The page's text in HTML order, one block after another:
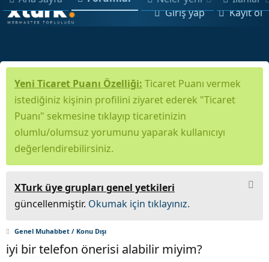
Giriş yap Kayıt ol
Yeni Ticaret Puanı Özelliği: Ticaret Puanı vermek
istediğiniz kişinin profilini ziyaret ederek "Ticaret
Puanı" sekmesine tıklayıp ticaretinizin
olumlu/olumsuz yorumunu yaparak kullanıcıyı
değerlendirebilirsiniz.
XTurk üye grupları genel yetkileri
güncellenmiştir. Okumak için tıklayınız.
Genel Muhabbet / Konu Dışı
iyi bir telefon önerisi alabilir miyim?